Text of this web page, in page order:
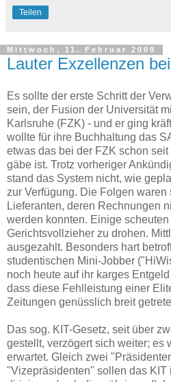
Teilen
Mittwoch, 11. Februar 2009
Lauter Exzellenzen
Es sollte der erste Schritt der
sein, der Fusion der Universität
Karlsruhe (FZK) - und er ging
wollte für ihre Buchhaltung das
etwas das bei der FZK schon
gäbe ist. Trotz vorheriger
stand das System nicht, wie
zur Verfügung. Die Folgen
Lieferanten, deren Rechnungen
werden konnten. Einige
Gerichtsvollzieher zu drohen.
ausgezahlt. Besonders hart
studentischen Mini-Jobber
noch heute auf ihr karges
dass diese Fehlleistung einer
Zeitungen genüsslich breit
Das sog. KIT-Gesetz, seit über
gestellt, verzögert sich weiter; es
erwartet. Gleich zwei
"Vizepräsidenten" sollen das KIT